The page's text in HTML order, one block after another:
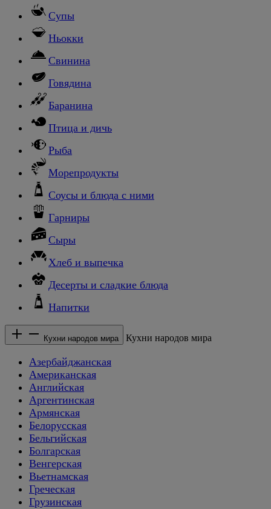
Супы
Ньокки
Свинина
Говядина
Баранина
Птица и дичь
Рыба
Морепродукты
Соусы и блюда с ними
Гарниры
Сыры
Хлеб и выпечка
Десерты и сладкие блюда
Напитки
Кухни народов мира Кухни народов мира
Азербайджанская
Американская
Английская
Аргентинская
Армянская
Белорусская
Бельгийская
Болгарская
Венгерская
Вьетнамская
Греческая
Грузинская